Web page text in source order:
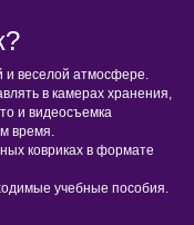
и веселой атмосфере.
в камерах хранения,
и видеосъемка
время.
ковриках в формате
учебные пособия.